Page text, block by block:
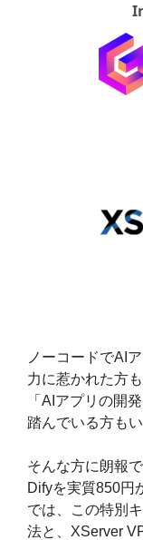
ノーコードでAI
力に惹かれた方
「AIアプリの開
踏んでいる方も
そんな方に朗報
Difyを実質850円
では、この特別
法と、XServer